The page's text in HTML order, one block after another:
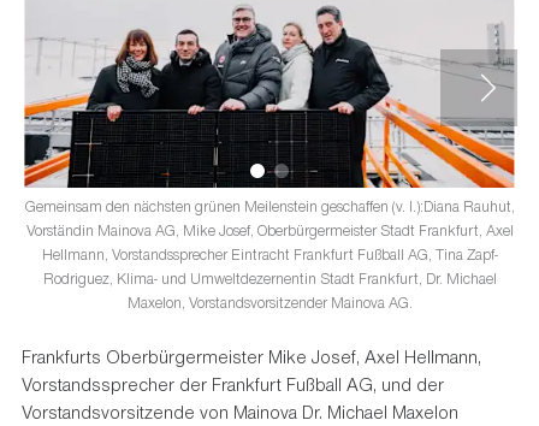
Gemeinsam den nächsten grünen Meilenstein geschaffen (v. l.):Diana Rauhut,
Vorständin Mainova AG, Mike Josef, Oberbürgermeister Stadt Frankfurt, Axel
Hellmann, Vorstandssprecher Eintracht Frankfurt Fußball AG, Tina Zapf-
Rodriguez, Klima- und Umweltdezernentin Stadt Frankfurt, Dr. Michael
Maxelon, Vorstandsvorsitzender Mainova AG.
Frankfurts Oberbürgermeister Mike Josef, Axel Hellmann,
Vorstandssprecher der Frankfurt Fußball AG, und der
Vorstandsvorsitzende von Mainova Dr. Michael Maxelon